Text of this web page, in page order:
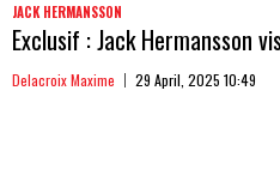
JACK HERMANSSON
Exclusif : Jack Hermansson
Delacroix Maxime 29 April, 2025 10:49